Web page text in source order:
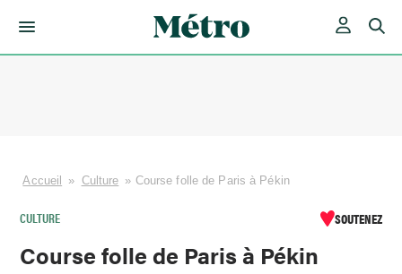
Accueil » Culture » Course folle de Paris à Pékin
CULTURE SOUTENEZ
Course folle de Paris à Pékin